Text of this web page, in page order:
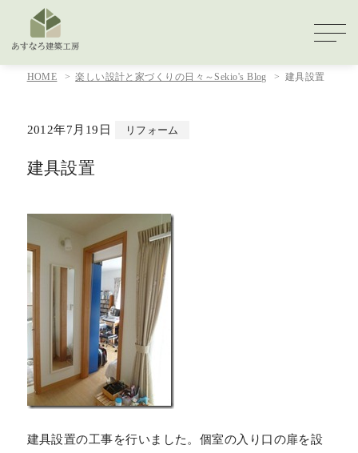
HOME 楽しい設計と家づくりの日々～Sekio's Blog 建具設置
2012年7月19日 リフォーム
建具設置
建具設置の工事を行いました。個室の入り口の扉を設